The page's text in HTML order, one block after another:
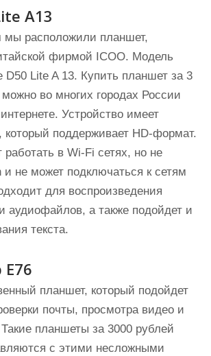
A13
расположили планшет,
фирмой ICOO. Модель
D50 Lite A 13. Купить планшет за 3
во многих городах России
Устройство имеет
который поддерживает HD-формат.
в Wi-Fi сетях, но не
и не может подключаться к сетям
для воспроизведения
аудиофайлов, а также подойдет и
текста.
E76
планшет, который подойдет
почты, просмотра видео и
планшеты за 3000 рублей
с этими несложными